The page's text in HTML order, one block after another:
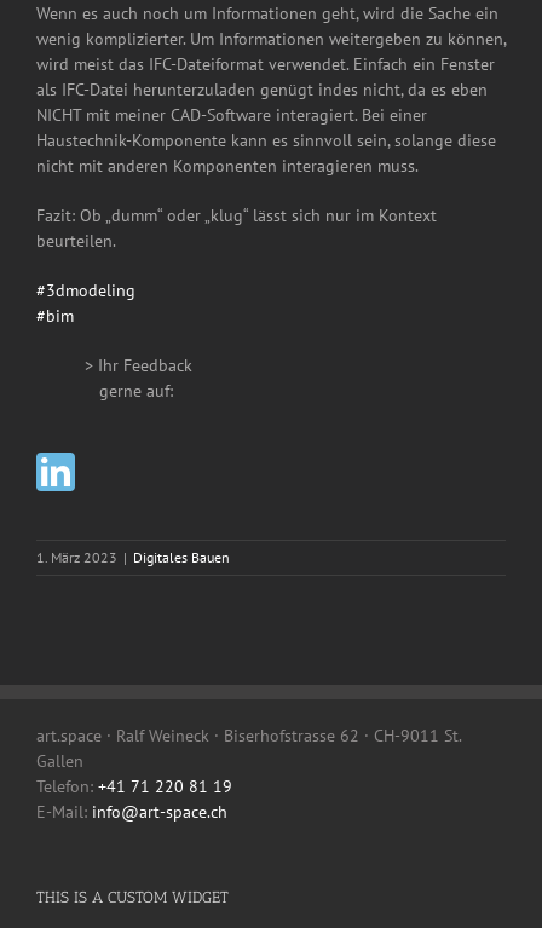
Wenn es auch noch um Informationen geht, wird die Sache ein
wenig komplizierter. Um Informationen weitergeben zu können,
wird meist das IFC-Dateiformat verwendet. Einfach ein Fenster
als IFC-Datei herunterzuladen genügt indes nicht, da es eben
NICHT mit meiner CAD-Software interagiert. Bei einer
Haustechnik-Komponente kann es sinnvoll sein, solange diese
nicht mit anderen Komponenten interagieren muss.
Fazit: Ob „dumm“ oder „klug“ lässt sich nur im Kontext
beurteilen.
#3dmodeling
#bim
> Ihr Feedback
gerne auf:
1. März 2023 | Digitales Bauen
art.space · Ralf Weineck · Biserhofstrasse 62 · CH-9011 St.
Gallen
Telefon: +41 71 220 81 19
E-Mail: info@art-space.ch
THIS IS A CUSTOM WIDGET